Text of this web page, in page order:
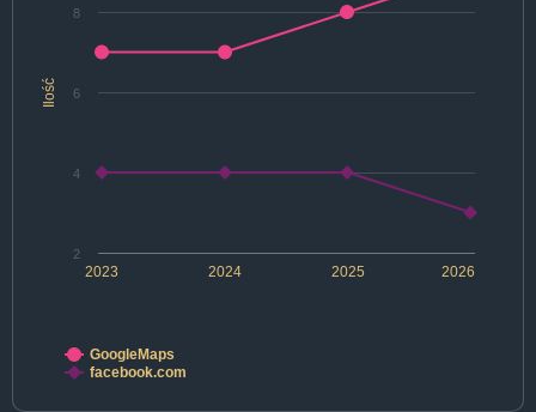
Ilość
2024 2026
2023 2025
2
4
6
8
GoogleMaps
facebook.com